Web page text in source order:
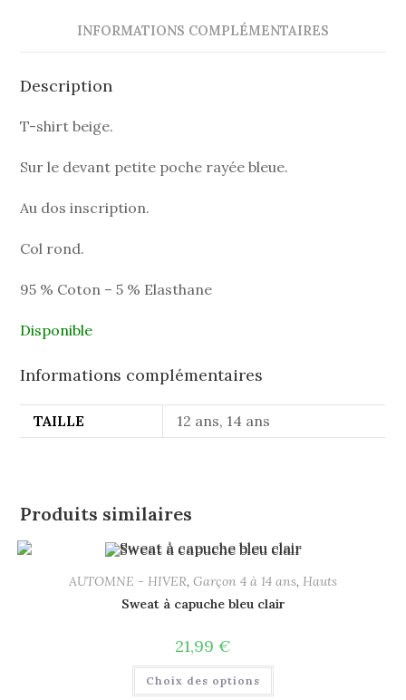
INFORMATIONS COMPLÉMENTAIRES
Description
T-shirt beige.
Sur le devant petite poche rayée bleue.
Au dos inscription.
Col rond.
95 % Coton – 5 % Elasthane
Disponible
Informations complémentaires
TAILLE 12 ans, 14 ans
Produits similaires
AUTOMNE - HIVER, Garçon 4 à 14 ans, Hauts
Sweat à capuche bleu clair
21,99 €
Choix des options